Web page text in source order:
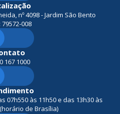
nº 4098 - Jardim São Bento
79572-008
167 1000
07h550 às 11h50 e das 13h30 às
de Brasília)